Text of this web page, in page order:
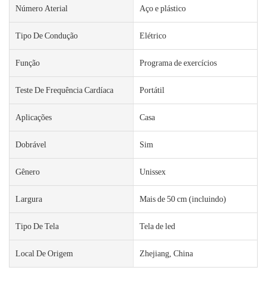
Número Aterial Aço e plástico
Tipo De Condução Elétrico
Função Programa de exercícios
Teste De Frequência Cardíaca Portátil
Aplicações Casa
Dobrável Sim
Gênero Unissex
Largura Mais de 50 cm (incluindo)
Tipo De Tela Tela de led
Local De Origem Zhejiang, China